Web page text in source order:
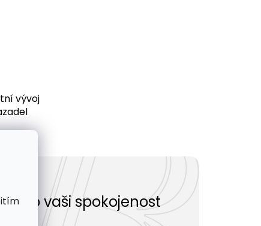
vývoj
pro vaši spokojenost